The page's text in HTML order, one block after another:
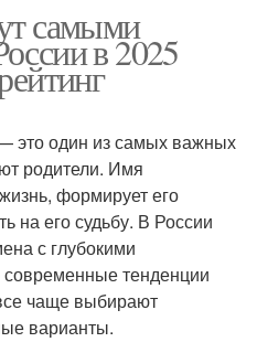
самыми
в 2025
это один из самых важных
родители. Имя
формирует его
на его судьбу. В России
с глубокими
тенденции
чаще выбирают
варианты.